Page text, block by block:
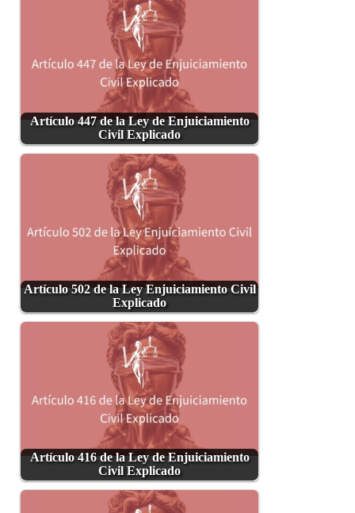
Artículo 447 de la Ley de Enjuiciamiento
Civil Explicado
Artículo 502 de la Ley Enjuiciamiento Civil
Explicado
Artículo 416 de la Ley de Enjuiciamiento
Civil Explicado